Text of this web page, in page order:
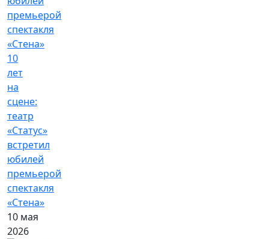
10
лет
на
сцене:
театр
«Статус»
встретил
юбилей
премьерой
спектакля
«Стена»
10 мая
2026